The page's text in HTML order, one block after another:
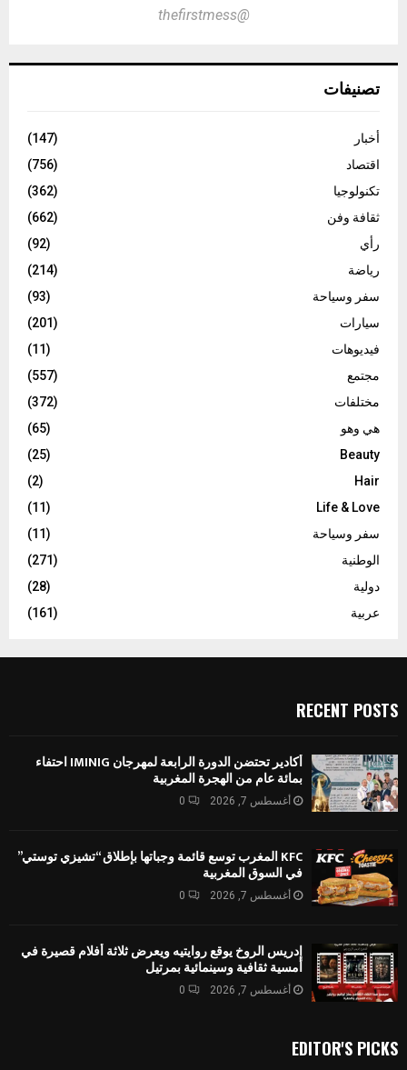
@thefirstmess
تصنيفات
أخبار
(147)
اقتصاد
(756)
تكنولوجيا
(362)
ثقافة وفن
(662)
رأي
(92)
رياضة
(214)
سفر وسياحة
(93)
سيارات
(201)
فيديوهات
(11)
مجتمع
(557)
مختلفات
(372)
هي وهو
(65)
Beauty
(25)
Hair
(2)
Life & Love
(11)
سفر وسياحة
(11)
الوطنية
(271)
دولية
(28)
عربية
(161)
RECENT POSTS
أكادير تحتضن الدورة الرابعة لمهرجان IMINIG احتفاء
بمائة عام من الهجرة المغربية
أغسطس 7, 2026 0
KFC المغرب توسع قائمة وجباتها بإطلاق “تشيزي توستي”
في السوق المغربية
أغسطس 7, 2026 0
إدريس الروخ يوقع روايتيه ويعرض ثلاثة أفلام قصيرة في
أمسية ثقافية وسينمائية بمرتيل
أغسطس 7, 2026 0
EDITOR'S PICKS